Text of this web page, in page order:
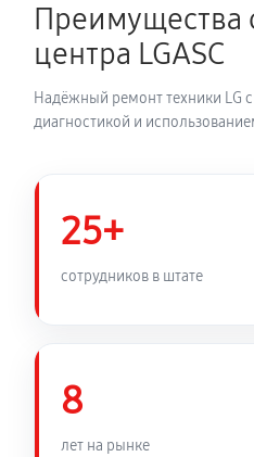
Замена динамика
1350 руб
Обновление ПО
Замена корпуса
Преимущества
центра LGASC
Надёжный ремонт техники LG
диагностикой и
25+
сотрудников в штате
8
лет на рынке